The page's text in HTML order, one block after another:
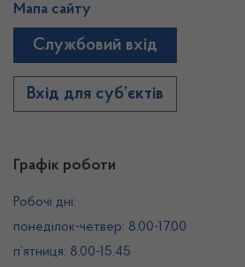
Графік роботи
Робочі дні:
понеділок-четвер: 8.00-17.00
п’ятниця: 8.00-15.45
Мапа сайту
Службовий вхід
Вхід для суб’єктів